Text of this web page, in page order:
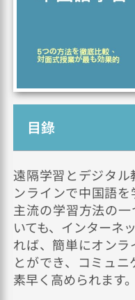
目錄
遠隔学習とデジタ
ンラインで中国語
主流の学習方法の
いても、インターネ
れば、簡単にオン
とができ、コミュ
素早く高められます。